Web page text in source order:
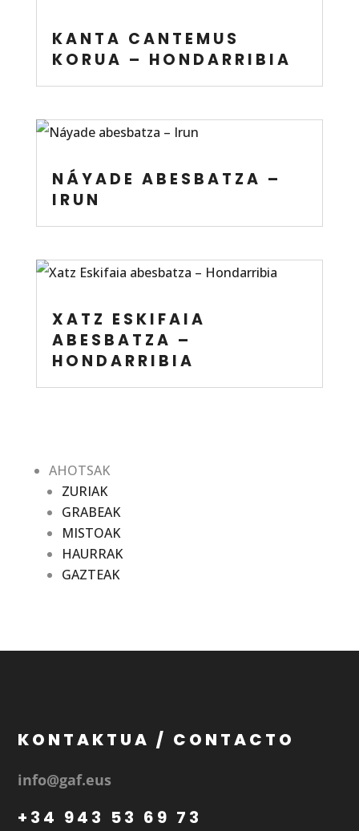
KANTA CANTEMUS
KORUA – HONDARRIBIA
NÁYADE ABESBATZA –
IRUN
XATZ ESKIFAIA
ABESBATZA –
HONDARRIBIA
AHOTSAK
ZURIAK
GRABEAK
MISTOAK
HAURRAK
GAZTEAK
KONTAKTUA / CONTACTO
info@gaf.eus
+34 943 53 69 73